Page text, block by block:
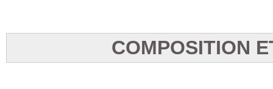
COMPOSITION